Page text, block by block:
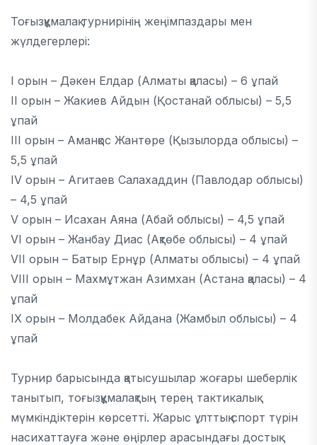
Тоғызқұмалақ турнирінің жеңімпаздары мен
жүлдегерлері:
І орын – Дәкен Елдар (Алматы қаласы) – 6 ұпай
ІІ орын – Жакиев Айдын (Қостанай облысы) – 5,5
ұпай
ІІІ орын – Аманқос Жантөре (Қызылорда облысы) –
5,5 ұпай
IV орын – Агитаев Салахаддин (Павлодар облысы)
– 4,5 ұпай
V орын – Исахан Аяна (Абай облысы) – 4,5 ұпай
VI орын – Жанбау Диас (Ақтөбе облысы) – 4 ұпай
VII орын – Батыр Ернұр (Алматы облысы) – 4 ұпай
VIII орын – Махмұтжан Азимхан (Астана қаласы) – 4
ұпай
IX орын – Молдабек Айдана (Жамбыл облысы) – 4
ұпай
Турнир барысында қатысушылар жоғары шеберлік
танытып, тоғызқұмалақтың терең тактикалық
мүмкіндіктерін көрсетті. Жарыс ұлттық спорт түрін
насихаттауға және өңірлер арасындағы достық